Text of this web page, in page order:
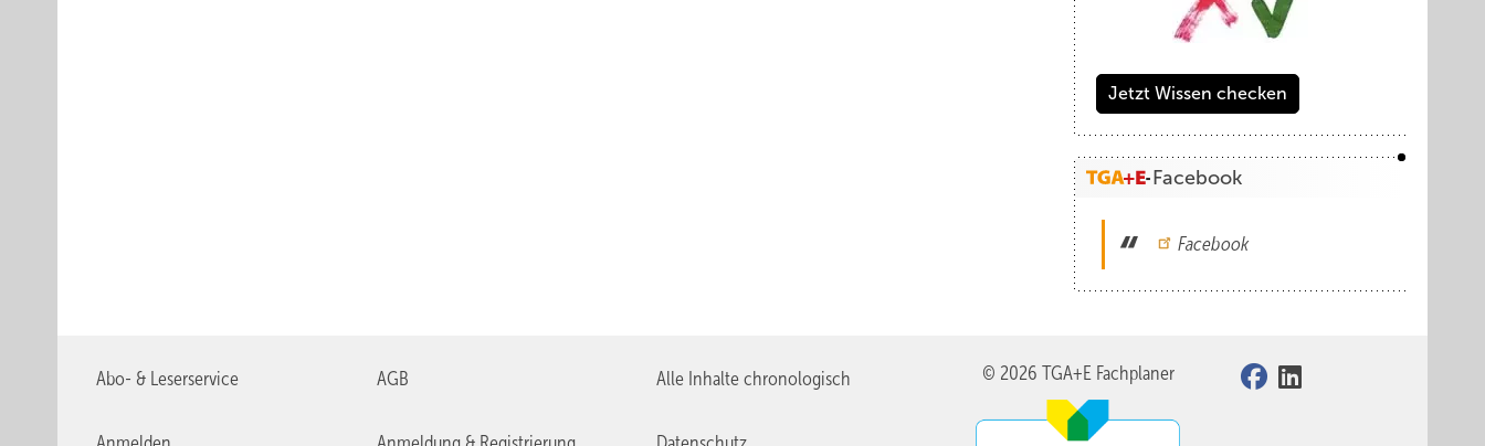
Jetzt Wissen checken
Facebook
Facebook
Abo- & Leserservice AGB Alle Inhalte chronologisch © 2026 TGA+E Fachplaner